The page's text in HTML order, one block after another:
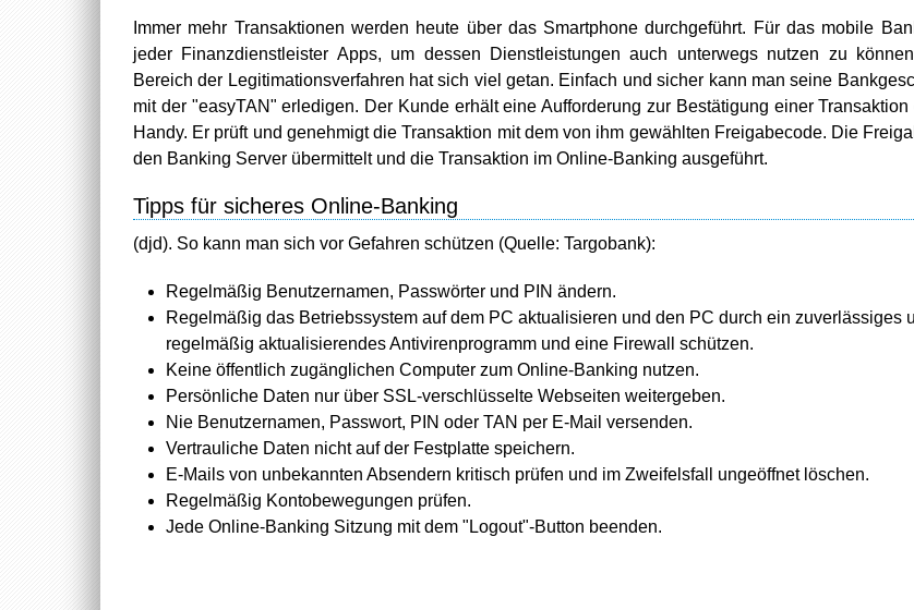
Immer mehr Transaktionen werden heute über das Smartphone durchgeführt. Für das mobile
jeder Finanzdienstleister Apps, um dessen Dienstleistungen auch unterwegs nutzen zu
Bereich der Legitimationsverfahren hat sich viel getan. Einfach und sicher kann man seine
mit der "easyTAN" erledigen. Der Kunde erhält eine Aufforderung zur Bestätigung einer Transaktion
Handy. Er prüft und genehmigt die Transaktion mit dem von ihm gewählten Freigabecode. Die
den Banking Server übermittelt und die Transaktion im Online-Banking ausgeführt.
Tipps für sicheres Online-Banking
(djd). So kann man sich vor Gefahren schützen (Quelle: Targobank):
Regelmäßig Benutzernamen, Passwörter und PIN ändern.
Regelmäßig das Betriebssystem auf dem PC aktualisieren und den PC durch ein zuverlässiges
regelmäßig aktualisierendes Antivirenprogramm und eine Firewall schützen.
Keine öffentlich zugänglichen Computer zum Online-Banking nutzen.
Persönliche Daten nur über SSL-verschlüsselte Webseiten weitergeben.
Nie Benutzernamen, Passwort, PIN oder TAN per E-Mail versenden.
Vertrauliche Daten nicht auf der Festplatte speichern.
E-Mails von unbekannten Absendern kritisch prüfen und im Zweifelsfall ungeöffnet löschen.
Regelmäßig Kontobewegungen prüfen.
Jede Online-Banking Sitzung mit dem "Logout"-Button beenden.